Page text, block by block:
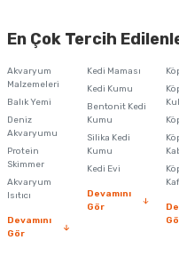
iletebilirsiniz.
Ürün resmi kalitesiz, bozuk
Ürün açıklamasında eksik
Ürün bilgilerinde hatalar
Ürün fiyatı diğer sitelerden
Bu ürüne benzer farklı
En Çok Tercih
Akvaryum
Malzemeleri
Balık Yemi
Deniz
Akvaryumu
Protein
Skimmer
Akvaryum
Isıtıcı
Devamını
Gör
Kedi Maması
Kedi Kumu
Bentonit Kedi
Kumu
Silika Kedi
Kumu
Kedi Evi
Devamını
Gör